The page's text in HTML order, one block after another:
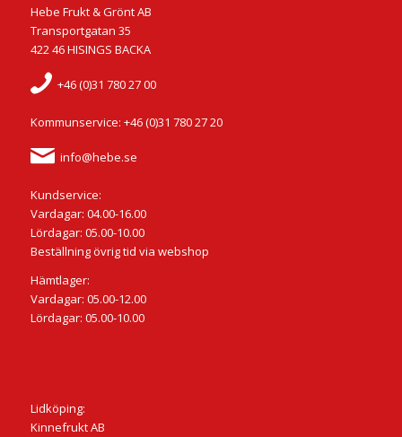
Hebe Frukt & Grönt AB
Transportgatan 35
422 46 HISINGS BACKA
+46 (0)31 780 27 00
Kommunservice: +46 (0)31 780 27 20
info@hebe.se
Kundservice:
Vardagar: 04.00-16.00
Lördagar: 05.00-10.00
Beställning övrig tid via webshop
Hämtlager:
Vardagar: 05.00-12.00
Lördagar: 05.00-10.00
Lidköping:
Kinnefrukt AB